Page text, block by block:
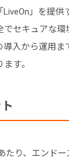
LiveOn」を提供
でセキュアな環
導入から運用ま
す。
たり、エンド